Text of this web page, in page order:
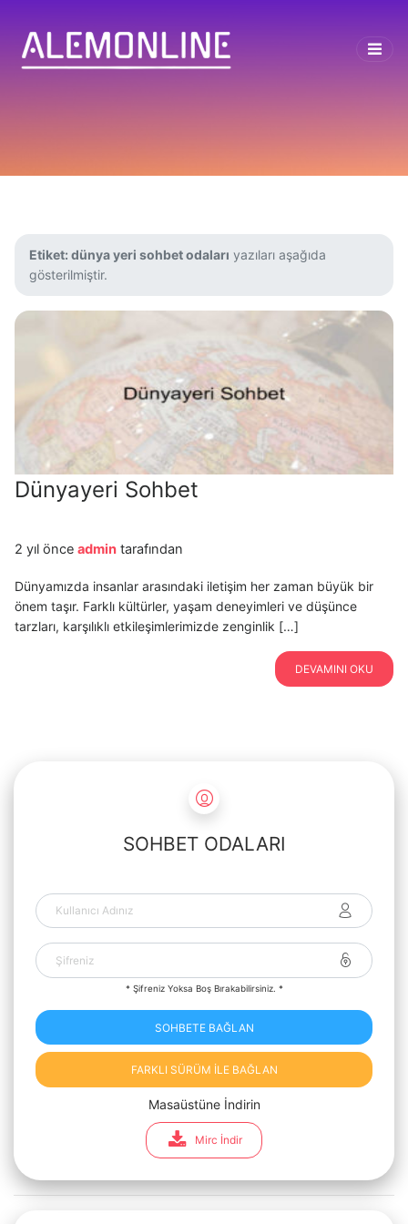
Etiket: dünya yeri sohbet odaları yazıları aşağıda
gösterilmiştir.
Dünyayeri Sohbet
2 yıl önce admin tarafından
Dünyamızda insanlar arasındaki iletişim her zaman büyük bir
önem taşır. Farklı kültürler, yaşam deneyimleri ve düşünce
tarzları, karşılıklı etkileşimlerimizde zenginlik […]
DEVAMINI OKU
SOHBET ODALARI
* Şifreniz Yoksa Boş Bırakabilirsiniz. *
SOHBETE BAĞLAN
FARKLI SÜRÜM İLE BAĞLAN
Masaüstüne İndirin
Mirc İndir